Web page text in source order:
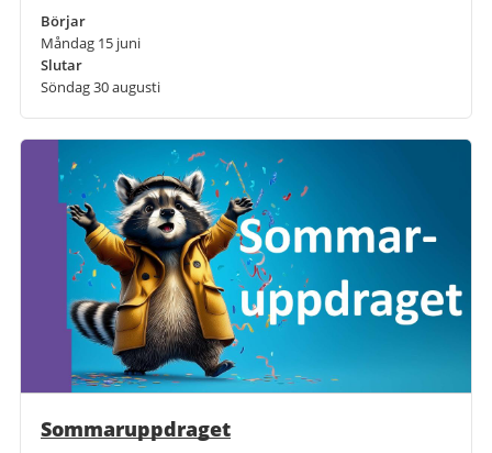
Börjar
Måndag 15 juni
Slutar
Söndag 30 augusti
Sommaruppdraget